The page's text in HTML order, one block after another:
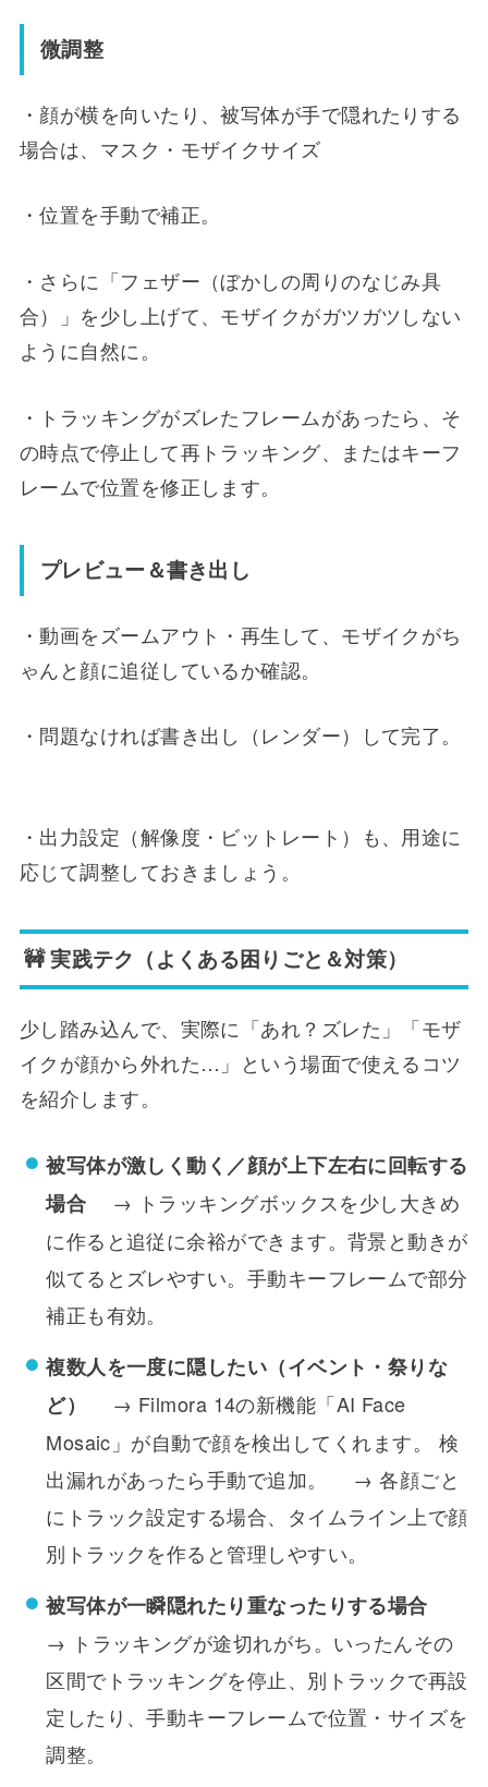
微調整
・顔が横を向いたり、被写体が手で隠れたりする
場合は、マスク・モザイクサイズ
・位置を手動で補正。
・さらに「フェザー（ぼかしの周りのなじみ具
合）」を少し上げて、モザイクがガツガツしない
ように自然に。
・トラッキングがズレたフレームがあったら、そ
の時点で停止して再トラッキング、またはキーフ
レームで位置を修正します。
プレビュー＆書き出し
・動画をズームアウト・再生して、モザイクがち
ゃんと顔に追従しているか確認。
・問題なければ書き出し（レンダー）して完了。
・出力設定（解像度・ビットレート）も、用途に
応じて調整しておきましょう。
🚧 実践テク（よくある困りごと＆対策）
少し踏み込んで、実際に「あれ？ズレた」「モザ
イクが顔から外れた…」という場面で使えるコツ
を紹介します。
被写体が激しく動く／顔が上下左右に回転する
場合 → トラッキングボックスを少し大きめ
に作ると追従に余裕ができます。背景と動きが
似てるとズレやすい。手動キーフレームで部分
補正も有効。
複数人を一度に隠したい（イベント・祭りな
ど）
→ Filmora 14の新機能「AI Face
Mosaic」が自動で顔を検出してくれます。 検
出漏れがあったら手動で追加。 → 各顔ごと
にトラック設定する場合、タイムライン上で顔
別トラックを作ると管理しやすい。
被写体が一瞬隠れたり重なったりする場合
→ トラッキングが途切れがち。いったんその
区間でトラッキングを停止、別トラックで再設
定したり、手動キーフレームで位置・サイズを
調整。